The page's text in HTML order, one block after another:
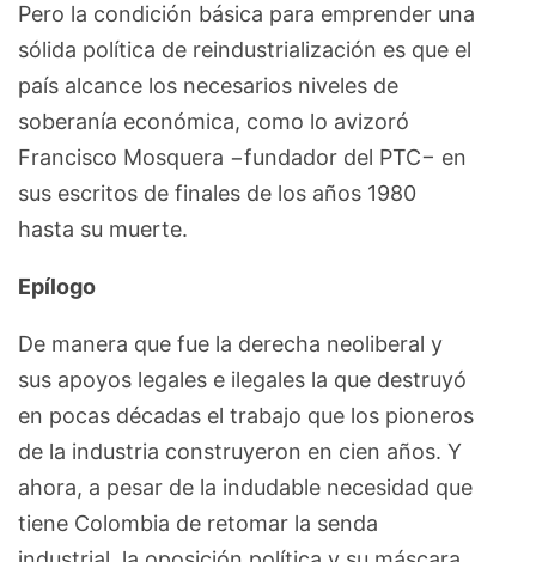
Pero la condición básica para emprender una
sólida política de reindustrialización es que el
país alcance los necesarios niveles de
soberanía económica, como lo avizoró
Francisco Mosquera −fundador del PTC− en
sus escritos de finales de los años 1980
hasta su muerte.
Epílogo
De manera que fue la derecha neoliberal y
sus apoyos legales e ilegales la que destruyó
en pocas décadas el trabajo que los pioneros
de la industria construyeron en cien años. Y
ahora, a pesar de la indudable necesidad que
tiene Colombia de retomar la senda